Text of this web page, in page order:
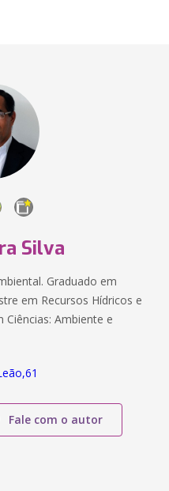
Silva
Graduado em
em Recursos Hídricos e
Ambiente e
Fale com o autor